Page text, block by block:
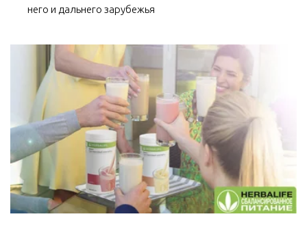
него и дальнего зарубежья